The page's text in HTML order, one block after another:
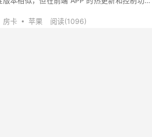
房卡 苹果 阅读(1096)